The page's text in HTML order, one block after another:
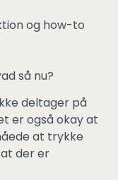
og how-to
så nu?
deltager på
er også okay at
at trykke
der er